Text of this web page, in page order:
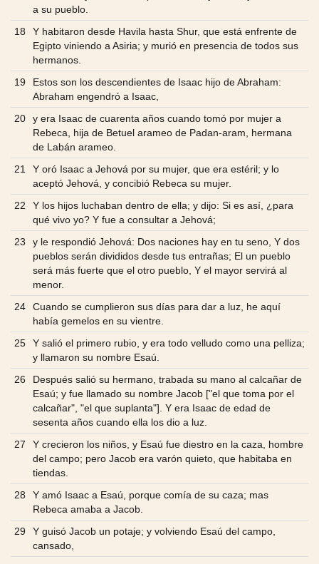
a su pueblo.
18
Y habitaron desde Havila hasta Shur, que está enfrente de
Egipto viniendo a Asiria; y murió en presencia de todos sus
hermanos.
19
Estos son los descendientes de Isaac hijo de Abraham:
Abraham engendró a Isaac,
20
y era Isaac de cuarenta años cuando tomó por mujer a
Rebeca, hija de Betuel arameo de Padan-aram, hermana
de Labán arameo.
21
Y oró Isaac a Jehová por su mujer, que era estéril; y lo
aceptó Jehová, y concibió Rebeca su mujer.
22
Y los hijos luchaban dentro de ella; y dijo: Si es así, ¿para
qué vivo yo? Y fue a consultar a Jehová;
23
y le respondió Jehová: Dos naciones hay en tu seno, Y dos
pueblos serán divididos desde tus entrañas; El un pueblo
será más fuerte que el otro pueblo, Y el mayor servirá al
menor.
24
Cuando se cumplieron sus días para dar a luz, he aquí
había gemelos en su vientre.
25
Y salió el primero rubio, y era todo velludo como una pelliza;
y llamaron su nombre Esaú.
26
Después salió su hermano, trabada su mano al calcañar de
Esaú; y fue llamado su nombre Jacob ["el que toma por el
calcañar", "el que suplanta"]. Y era Isaac de edad de
sesenta años cuando ella los dio a luz.
27
Y crecieron los niños, y Esaú fue diestro en la caza, hombre
del campo; pero Jacob era varón quieto, que habitaba en
tiendas.
28
Y amó Isaac a Esaú, porque comía de su caza; mas
Rebeca amaba a Jacob.
29
Y guisó Jacob un potaje; y volviendo Esaú del campo,
cansado,